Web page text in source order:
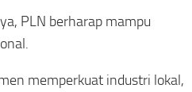
PLN berharap mampu
memperkuat industri lokal,